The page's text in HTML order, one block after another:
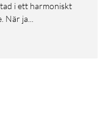
i ett harmoniskt
När ja...